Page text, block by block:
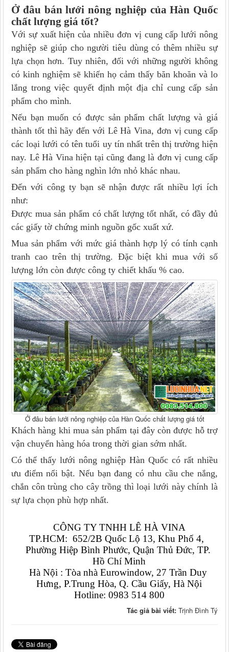
Ở đâu bán lưới nông nghiệp của Hàn Quốc
chất lượng giá tốt?
Với sự xuất hiện của nhiều đơn vị cung cấp lưới nông
nghiệp sẽ giúp cho người tiêu dùng có thêm nhiều sự
lựa chọn hơn. Tuy nhiên, đối với những người không
có kinh nghiệm sẽ khiến họ cảm thấy băn khoăn và lo
lắng trong việc quyết định một địa chỉ cung cấp sản
phẩm cho mình.
Nếu bạn muốn có được sản phẩm chất lượng và giá
thành tốt thì hãy đến với Lê Hà Vina, đơn vị cung cấp
các loại lưới có tên tuổi uy tín nhất trên thị trường hiện
nay. Lê Hà Vina hiện tại cũng đang là đơn vị cung cấp
sản phẩm cho hàng nghìn lớn nhỏ khác nhau.
Đến với công ty bạn sẽ nhận được rất nhiều lợi ích
như:
Được mua sản phẩm có chất lượng tốt nhất, có đầy đủ
các giấy tờ chứng minh nguồn gốc xuất xứ.
Mua sản phẩm với mức giá thành hợp lý có tính cạnh
tranh cao trên thị trường. Đặc biệt khi mua với số
lượng lớn còn được công ty chiết khấu % cao.
Ở đâu bán lưới nông nghiệp của Hàn Quốc chất lượng giá tốt
Khách hàng khi mua sản phẩm tại đây còn được hỗ trợ
vận chuyển hàng hóa trong thời gian sớm nhất.
Có thể thấy lưới nông nghiệp Hàn Quốc có rất nhiều
ưu điểm nổi bật. Nếu bạn đang có nhu cầu che nắng,
chắn côn trùng cho cây trồng thì loại lưới này chính là
sự lựa chọn phù hợp nhất.
CÔNG TY TNHH LÊ HÀ VINA
TP.HCM:  652/2B Quốc Lộ 13, Khu Phố 4,
Phường Hiệp Bình Phước, Quận Thủ Đức, TP.
Hồ Chí Minh
Hà Nội : Tòa nhà Eurowindow, 27 Trần Duy
Hưng, P.Trung Hòa, Q. Cầu Giấy, Hà Nội
Hotline: 0983 514 800
Tác giả bài viết: Trịnh Đình Tý